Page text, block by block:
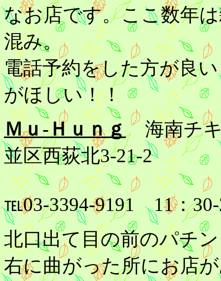
なお店です。ここ数年
混み。
電話予約をした方が良
がほしい！！
Ｍｕ-Ｈｕｎｇ 海南チ
並区西荻北3-21-2
℡03-3394-9191 11：
北口出て目の前のパチ
右に曲がった所にお店